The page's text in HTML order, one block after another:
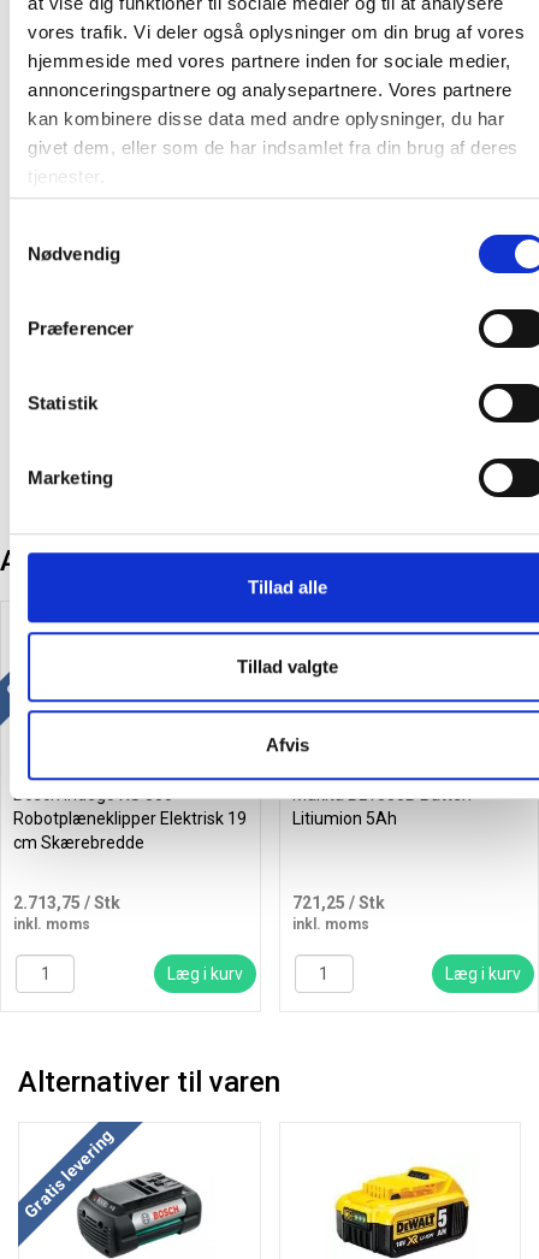
vores trafik. Vi deler også oplysninger om din brug af vores
hjemmeside med vores partnere inden for sociale medier,
annonceringspartnere og analysepartnere. Vores partnere
kan kombinere disse data med andre oplysninger, du har
givet dem, eller som de har indsamlet fra din brug af deres
tjenester.
Nødvendig
Præferencer
Statistik
Marketing
Tillad alle
Tillad valgte
Afvis
Andre kunder købte også
Gratis levering
3700opm 38 cm
inkl. moms
Gratis levering
Andre kunder købte også
Gratis levering
Bosch Indego XS 300
Robotplæneklipper Elektrisk 19
cm Skærebredde
2.713,75 / Stk
inkl. moms
Læg i kurv
Makita BL1850B Batteri
Litiumion 5Ah
721,25 / Stk
inkl. moms
Læg i kurv
Alternativer til varen
Gratis levering